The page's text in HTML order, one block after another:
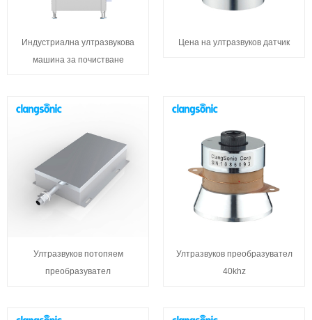
Индустриална ултразвукова
машина за почистване
Цена на ултразвуков датчик
Ултразвуков потопяем
преобразувател
Ултразвуков преобразувател
40khz